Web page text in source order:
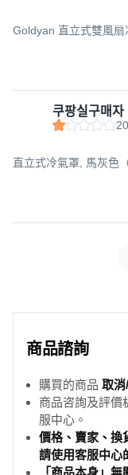
Goldyan 直立式雙風扇
쿠팡실구매자
直立式冷氣罩, 馬灰色
商品諮詢
購買的商品 取
商品咨詢及評價
服中心。
價格、賣家、換
請使用客服中心
「商品本身」